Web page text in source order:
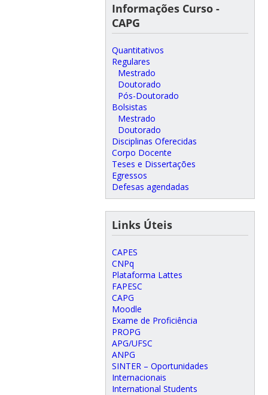
Informações Curso -
CAPG
Quantitativos
Regulares
Mestrado
Doutorado
Pós-Doutorado
Bolsistas
Mestrado
Doutorado
Disciplinas Oferecidas
Corpo Docente
Teses e Dissertações
Egressos
Defesas agendadas
Links Úteis
CAPES
CNPq
Plataforma Lattes
FAPESC
CAPG
Moodle
Exame de Proficiência
PROPG
APG/UFSC
ANPG
SINTER – Oportunidades
Internacionais
International Students